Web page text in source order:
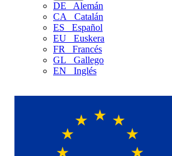
DE
Alemán
CA
Catalán
ES
Español
EU
Euskera
FR
Francés
GL
Gallego
EN
Inglés